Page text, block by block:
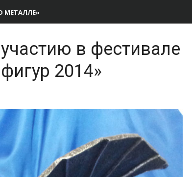
МЕТАЛЛЕ»
в фестивале
2014»